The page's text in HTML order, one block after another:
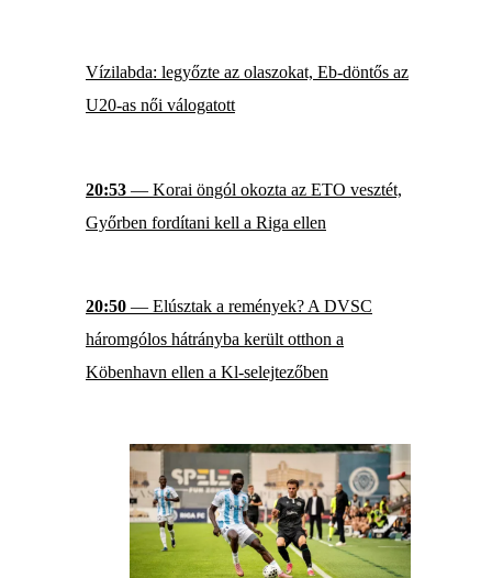
Vízilabda: legyőzte az olaszokat, Eb-döntős az
U20-as női válogatott
20:53 — Korai öngól okozta az ETO vesztét,
Győrben fordítani kell a Riga ellen
20:50 — Elúsztak a remények? A DVSC
háromgólos hátrányba került otthon a
Köbenhavn ellen a Kl-selejtezőben